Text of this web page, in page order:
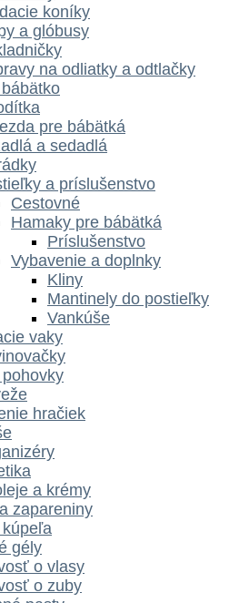
koníky
a glóbusy
na odliatky a odtlačky
pre bábätká
a sedadlá
a príslušenstvo
Cestovné
Hamaky pre bábätká
Príslušenstvo
Vybavenie a doplnky
Kliny
Mantinely do postieľky
Vankúše
vaky
hračiek
a krémy
zapareniny
gély
o vlasy
o zuby